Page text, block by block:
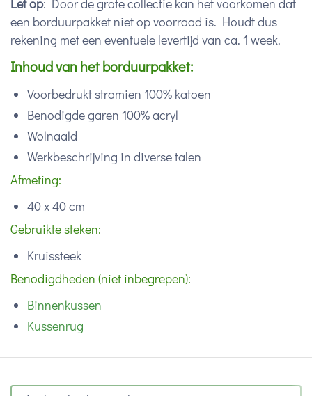
Let op: Door de grote collectie kan het voorkomen dat
een borduurpakket niet op voorraad is. Houdt dus
rekening met een eventuele levertijd van ca. 1 week.
Inhoud van het borduurpakket:
Voorbedrukt stramien 100% katoen
Benodigde garen 100% acryl
Wolnaald
Werkbeschrijving in diverse talen
Afmeting:
40 x 40 cm
Gebruikte steken:
Kruissteek
Benodigdheden (niet inbegrepen):
Binnenkussen
Kussenrug